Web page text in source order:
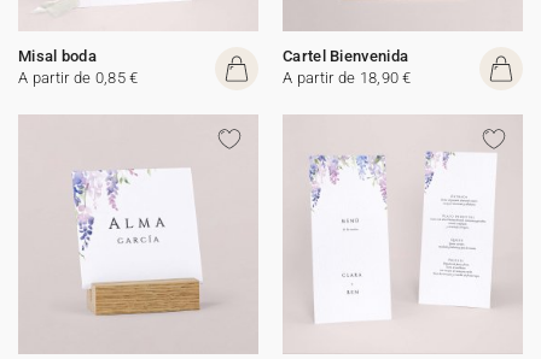
Misal boda
A partir de 0,85 €
Cartel Bienvenida
A partir de 18,90 €